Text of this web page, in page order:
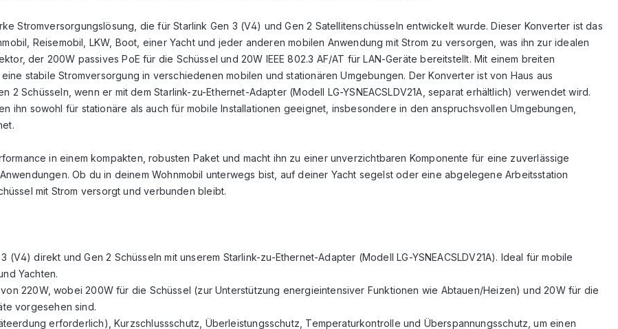
Stromversorgungslösung, die für Starlink Gen 3 (V4) und Gen 2 Satellitenschüsseln entwickelt wurde. Dieser Konverter ist das
Reisemobil, LKW, Boot, einer Yacht und jeder anderen mobilen Anwendung mit Strom zu versorgen, was ihn zur idealen
der 200W passives PoE für die Schüssel und 20W IEEE 802.3 AF/AT für LAN-Geräte bereitstellt. Mit einem breiten
stabile Stromversorgung in verschiedenen mobilen und stationären Umgebungen. Der Konverter ist von Haus aus
2 Schüsseln, wenn er mit dem Starlink-zu-Ethernet-Adapter (Modell LG-YSNEACSLDV21A, separat erhältlich) verwendet wird.
ihn sowohl für stationäre als auch für mobile Installationen geeignet, insbesondere in den anspruchsvollen Umgebungen,
in einem kompakten, robusten Paket und macht ihn zu einer unverzichtbaren Komponente für eine zuverlässige
Ob du in deinem Wohnmobil unterwegs bist, auf deiner Yacht segelst oder eine abgelegene Arbeitsstation
mit Strom versorgt und verbunden bleibt.
direkt und Gen 2 Schüsseln mit unserem Starlink-zu-Ethernet-Adapter (Modell LG-YSNEACSLDV21A). Ideal für mobile
Yachten.
220W, wobei 200W für die Schüssel (zur Unterstützung energieintensiver Funktionen wie Abtauen/Heizen) und 20W für die
vorgesehen sind.
erforderlich), Kurzschlussschutz, Überleistungsschutz, Temperaturkontrolle und Überspannungsschutz, um einen